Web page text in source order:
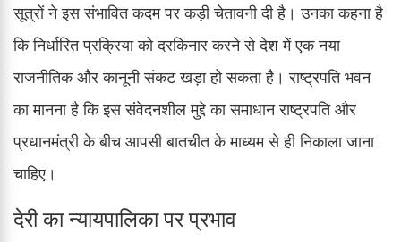
सूत्रों ने इस संभावित कदम पर कड़ी चेतावनी दी है। उनका कहना है
कि निर्धारित प्रक्रिया को दरकिनार करने से देश में एक नया
राजनीतिक और कानूनी संकट खड़ा हो सकता है। राष्ट्रपति भवन
का मानना है कि इस संवेदनशील मुद्दे का समाधान राष्ट्रपति और
प्रधानमंत्री के बीच आपसी बातचीत के माध्यम से ही निकाला जाना
चाहिए।
देरी का न्यायपालिका पर प्रभाव